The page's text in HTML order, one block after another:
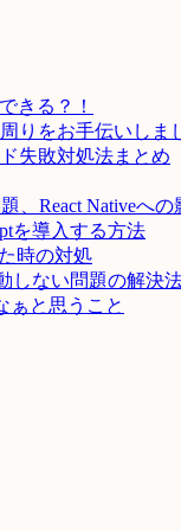
きる？！
りをお手伝いしま
失敗対処法まとめ
、React Nativeへの
を導入する方法
時の対処
しない問題の解決
ぁと思うこと